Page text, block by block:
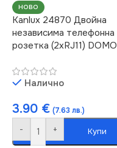
НОВО
Kanlux 24870 Двойна
независима телефонна
розетка (2xRJ11) DOMO
Налично
3.90 € (7.63 лв.)
- + Купи